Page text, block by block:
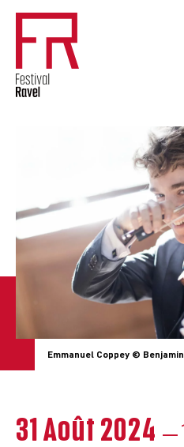
Emmanuel Coppey ©
31 Août 2024 —